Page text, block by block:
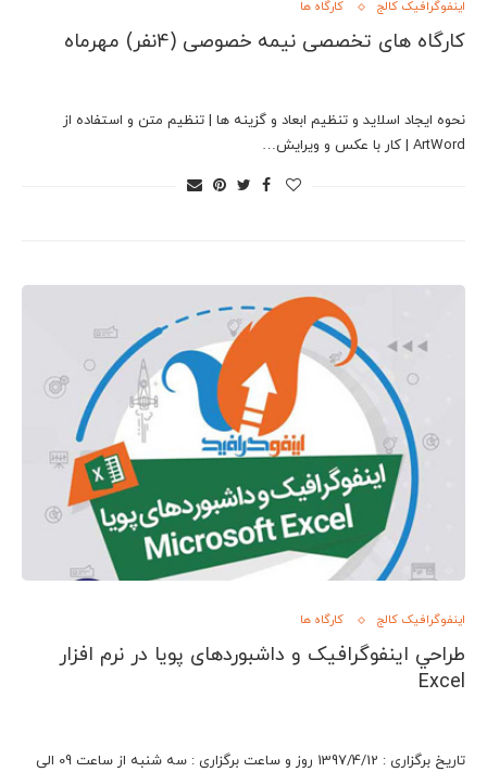
اینفوگرافیک کالج کارگاه ها
کارگاه های تخصصی نیمه خصوصی (4نفر) مهرماه
نحوه ایجاد اسلاید و تنظیم ابعاد و گزینه ها | تنظیم متن و استفاده از
ArtWord | کار با عکس و ویرایش…
اینفوگرافیک کالج کارگاه ها
طراحي اینفوگرافیک و داشبوردهای پویا در نرم افزار
Excel
تاریخ برگزاری : 1397/4/12 روز و ساعت برگزاری : سه شنبه از ساعت 09 الی